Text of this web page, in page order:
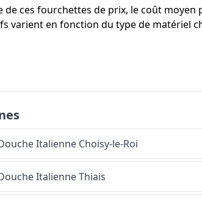
de ces fourchettes de prix, le coût
varient en fonction du type de matériel
Italienne Choisy-le-Roi
ItalienneThiais